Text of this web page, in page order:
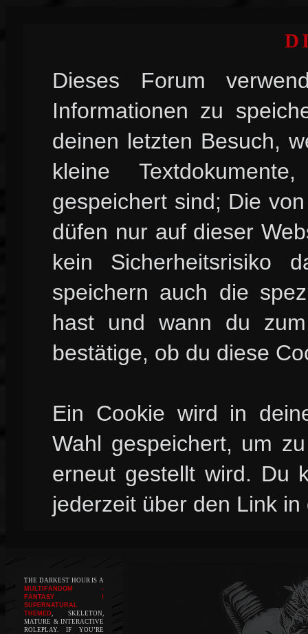
Dieses Forum
Informationen zu
deinen letzten Besuch,
kleine
gespeichert sind; Die
düfen nur auf dieser
kein Sicherheitsrisiko
speichern auch die
hast und wann du
bestätige, ob du diese
Ein Cookie wird in
Wahl gespeichert, um
erneut gestellt wird. Du
jederzeit über den Link
THE DARKEST HOUR IS A
MULTIFANDOM -
FANTASY /
SUPERNATURAL
THEMED, SKELETON,
MATURE & INTERACTIVE
ROLEPLAY. IF YOU’RE